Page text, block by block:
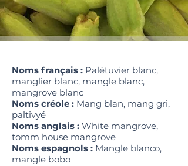
Noms français : Palétuvier blanc,
manglier blanc, mangle blanc,
mangrove blanc
Noms créole : Mang blan, mang gri,
paltivyé
Noms anglais : White mangrove,
tomm house mangrove
Noms espagnols : Mangle blanco,
mangle bobo